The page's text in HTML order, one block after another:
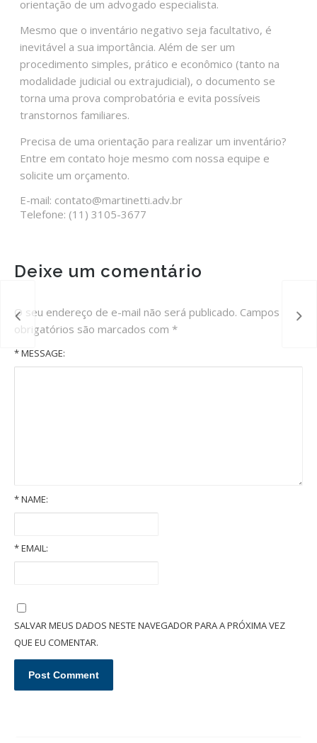
orientação de um advogado especialista.
Mesmo que o inventário negativo seja facultativo, é
inevitável a sua importância. Além de ser um
procedimento simples, prático e econômico (tanto na
modalidade judicial ou extrajudicial), o documento se
torna uma prova comprobatória e evita possíveis
transtornos familiares.
Precisa de uma orientação para realizar um inventário?
Entre em contato hoje mesmo com nossa equipe e
solicite um orçamento.
E-mail: contato@martinetti.adv.br
Telefone: (11) 3105-3677
Deixe um comentário
O seu endereço de e-mail não será publicado. Campos
obrigatórios são marcados com *
* MESSAGE:
*NAME:
*EMAIL:
SALVAR MEUS DADOS NESTE NAVEGADOR PARA A PRÓXIMA VEZ
QUE EU COMENTAR.